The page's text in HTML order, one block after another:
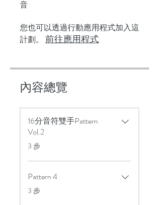
您也可以透過行動應用程式加入這
計劃。
前往應用程式
內容總覽
16分音符雙手Pattern
Vol.2
.
3 步
Pattern 4
.
3 步